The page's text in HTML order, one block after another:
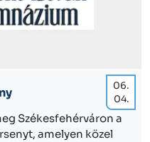
06.
04.
Székesfehérváron a
amelyen közel